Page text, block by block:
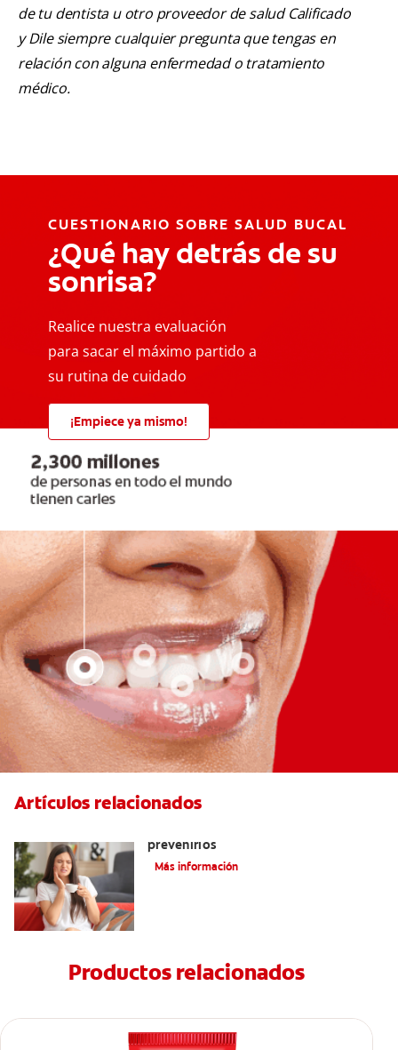
de tu dentista u otro proveedor de salud Calificado
y Dile siempre cualquier pregunta que tengas en
relación con alguna enfermedad o tratamiento
médico.
CUESTIONARIO SOBRE SALUD BUCAL
¿Qué hay detrás de su
sonrisa?
Realice nuestra evaluación
para sacar el máximo partido a
su rutina de cuidado
¡Empiece ya mismo!
Artículos relacionados
prevenirlos
Más información
Productos relacionados